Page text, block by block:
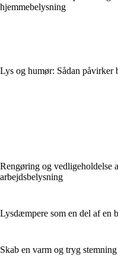
hjemmebelysning
Lys og humør: Sådan påvirker
Rengøring og vedligeholdelse
arbejdsbelysning
Lysdæmpere som en del af en
Skab en varm og tryg